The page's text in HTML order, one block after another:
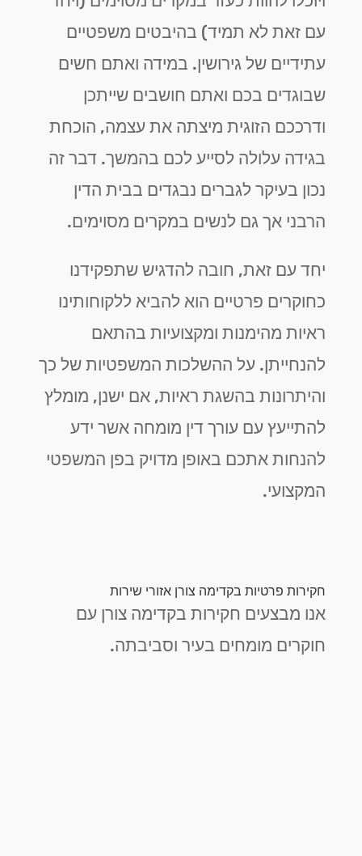
עם זאת לא תמיד) בהיבטים משפטיים
עתידיים של גירושין. במידה ואתם חשים
שבוגדים בכם ואתם חושבים שייתכן
ודרככם הזוגית מיצתה את עצמה, הוכחת
בגידה עלולה לסייע לכם בהמשך. דבר זה
נכון בעיקר לגברים נבגדים בבית הדין
הרבני אך גם לנשים במקרים מסוימים.
יחד עם זאת, חובה להדגיש שתפקידנו
כחוקרים פרטיים הוא להביא ללקוחותינו
ראיות מהימנות ומקצועיות בהתאם
להנחייתן. על ההשלכות המשפטיות של כך
והיתרונות בהשגת ראיות, אם ישנן, מומלץ
להתייעץ עם עורך דין מומחה אשר ידע
להנחות אתכם באופן מדויק בפן המשפטי
המקצועי.
חקירות פרטיות בקדימה צורן אזורי שירות
אנו מבצעים חקירות בקדימה צורן עם
חוקרים מומחים בעיר וסביבתה.